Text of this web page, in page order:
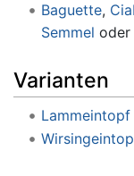
Baguette,
Semmel oder
Varianten